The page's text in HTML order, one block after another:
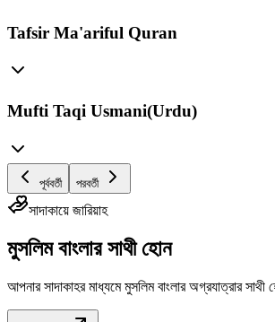
Tafsir Ma'ariful Quran
Mufti Taqi Usmani(Urdu)
পূর্ববর্তী পরবর্তী
সাদাকায়ে জারিয়াহ
মুসলিম বাংলার সাথী হোন
আপনার সাদাকাহর মাধ্যমে মুসলিম বাংলার অগ্রযাত্রার সাথী